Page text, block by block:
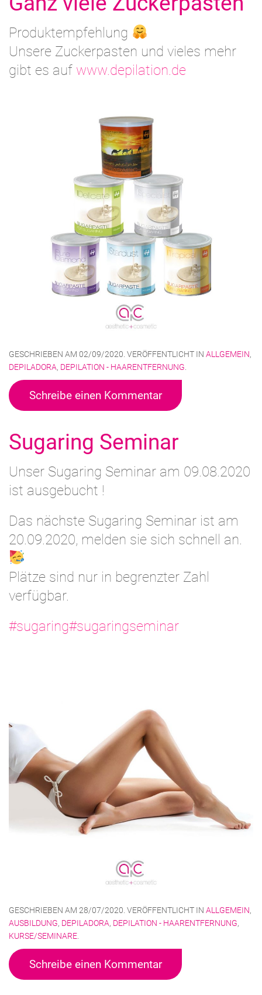
Produktempfehlung
Unsere Zuckerpasten und vieles mehr
gibt es auf www.depilation.de
GESCHRIEBEN AM 02/09/2020 . VERÖFFENTLICHT IN ALLGEMEIN,
DEPILADORA, DEPILATION - HAARENTFERNUNG
Schreibe einen Kommentar
Sugaring Seminar
Unser Sugaring Seminar am 09.08.2020
ist ausgebucht !
Das nächste Sugaring Seminar ist am
20.09.2020, melden sie sich schnell an.
Plätze sind nur in begrenzter Zahl
verfügbar.
#sugaring#sugaringseminar
GESCHRIEBEN AM 28/07/2020 . VERÖFFENTLICHT IN ALLGEMEIN,
AUSBILDUNG, DEPILADORA, DEPILATION - HAARENTFERNUNG,
KURSE/SEMINARE
Schreibe einen Kommentar